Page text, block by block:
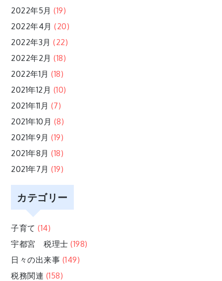
2022年5月 (19)
2022年4月 (20)
2022年3月 (22)
2022年2月 (18)
2022年1月 (18)
2021年12月 (10)
2021年11月 (7)
2021年10月 (8)
2021年9月 (19)
2021年8月 (18)
2021年7月 (19)
カテゴリー
子育て (14)
宇都宮 税理士 (198)
日々の出来事 (149)
税務関連 (158)